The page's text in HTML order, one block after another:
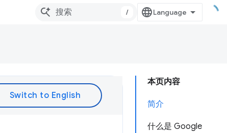
/
本页内容
简介
什么是 Google